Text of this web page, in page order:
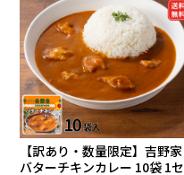
4. 逢いたかったぜ
5. 達者でナ
6. 哀愁列車
7. リンゴ村から
8. あん時ゃどしゃ降り
9. 柿の木坂の家
10. 月の法善寺横町
11. 港町十三番地
【訳あり・数量限定】吉野家
バターチキンカレー 10袋 1セ